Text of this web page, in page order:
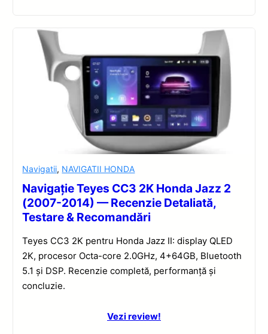
Navigatii, NAVIGATII HONDA
Navigație Teyes CC3 2K Honda Jazz 2
(2007-2014) — Recenzie Detaliată,
Testare & Recomandări
Teyes CC3 2K pentru Honda Jazz II: display QLED
2K, procesor Octa-core 2.0GHz, 4+64GB, Bluetooth
5.1 și DSP. Recenzie completă, performanță și
concluzie.
Vezi review!